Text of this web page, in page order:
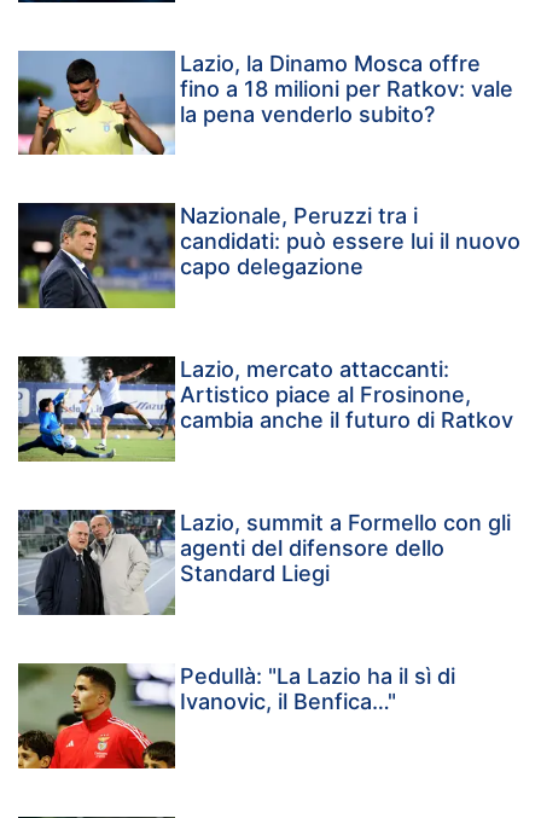
Lazio, la Dinamo Mosca offre
fino a 18 milioni per Ratkov: vale
la pena venderlo subito?
Nazionale, Peruzzi tra i
candidati: può essere lui il nuovo
capo delegazione
Lazio, mercato attaccanti:
Artistico piace al Frosinone,
cambia anche il futuro di Ratkov
Lazio, summit a Formello con gli
agenti del difensore dello
Standard Liegi
Pedullà: "La Lazio ha il sì di
Ivanovic, il Benfica…"